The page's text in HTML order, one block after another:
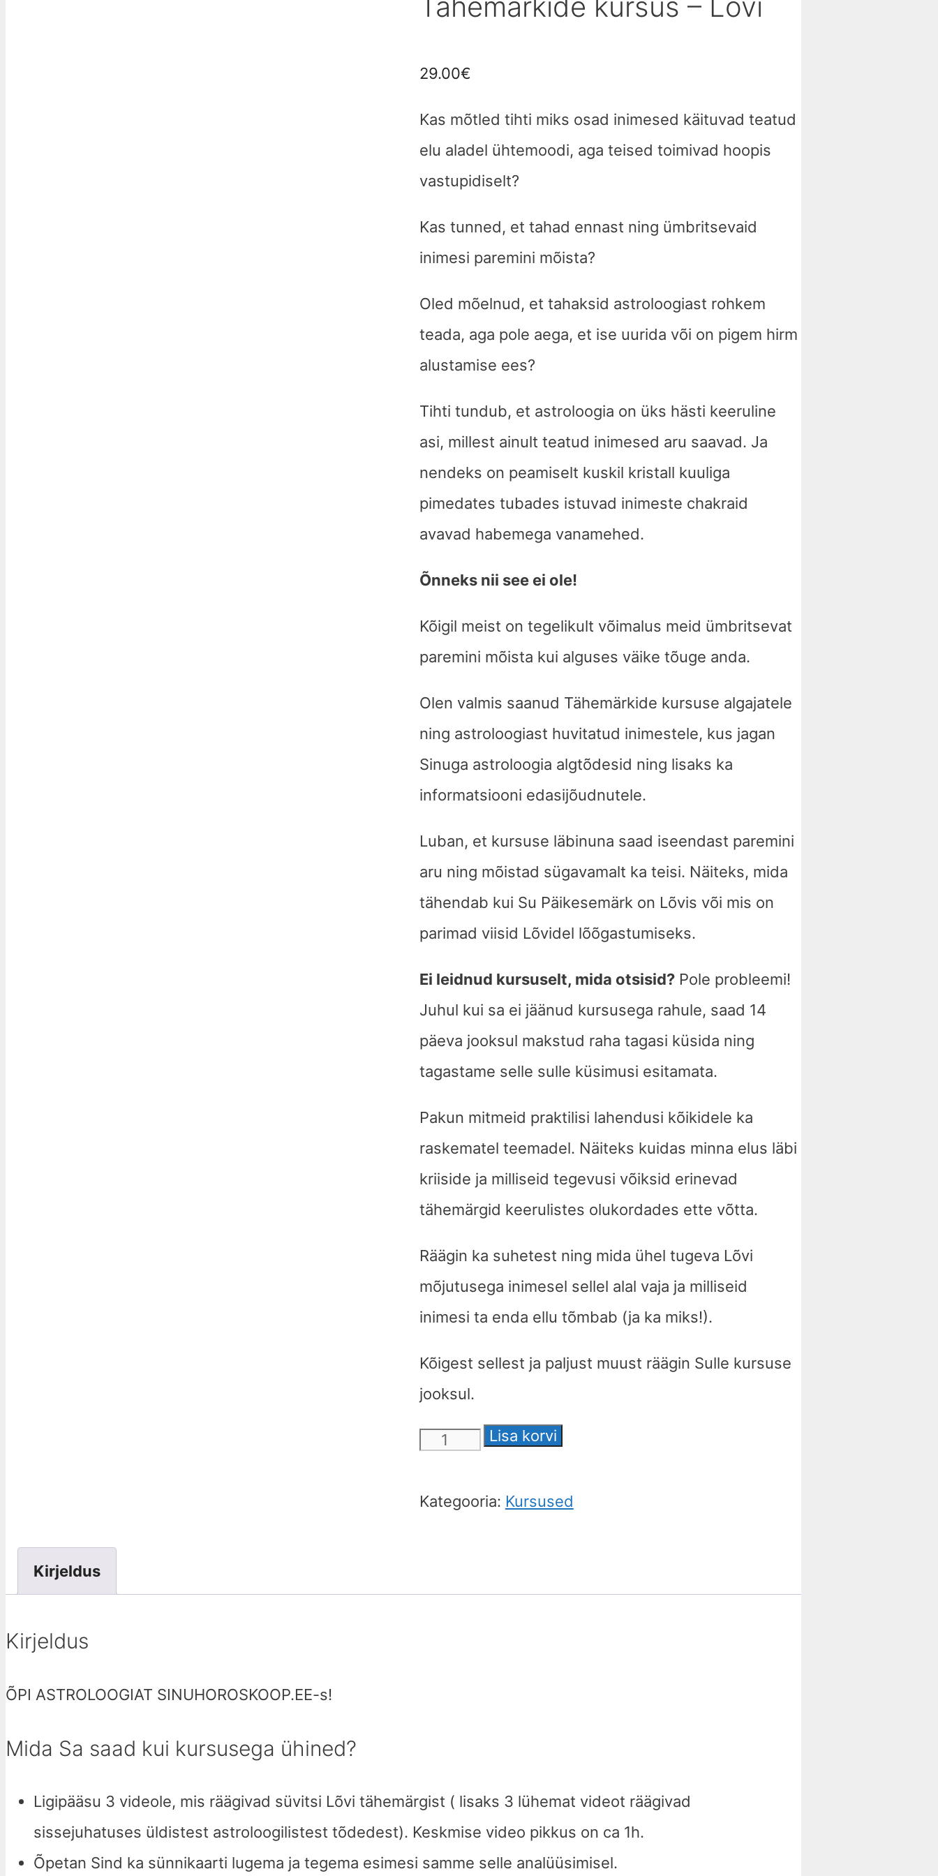
29.00€
Kas mõtled tihti miks osad inimesed käituvad teatud
elu aladel ühtemoodi, aga teised toimivad hoopis
vastupidiselt?
Kas tunned, et tahad ennast ning ümbritsevaid
inimesi paremini mõista?
Oled mõelnud, et tahaksid astroloogiast rohkem
teada, aga pole aega, et ise uurida või on pigem hirm
alustamise ees?
Tihti tundub, et astroloogia on üks hästi keeruline
asi, millest ainult teatud inimesed aru saavad. Ja
nendeks on peamiselt kuskil kristall kuuliga
pimedates tubades istuvad inimeste chakraid
avavad habemega vanamehed.
Õnneks nii see ei ole!
Kõigil meist on tegelikult võimalus meid ümbritsevat
paremini mõista kui alguses väike tõuge anda.
Olen valmis saanud Tähemärkide kursuse algajatele
ning astroloogiast huvitatud inimestele, kus jagan
Sinuga astroloogia algtõdesid ning lisaks ka
informatsiooni edasijõudnutele.
Luban, et kursuse läbinuna saad iseendast paremini
aru ning mõistad sügavamalt ka teisi. Näiteks, mida
tähendab kui Su Päikesemärk on Lõvis või mis on
parimad viisid Lõvidel lõõgastumiseks.
Ei leidnud kursuselt, mida otsisid?Pole probleemi!
Juhul kui sa ei jäänud kursusega rahule, saad 14
päeva jooksul makstud raha tagasi küsida ning
tagastame selle sulle küsimusi esitamata.
Pakun mitmeid praktilisi lahendusi kõikidele ka
raskematel teemadel. Näiteks kuidas minna elus läbi
kriiside ja milliseid tegevusi võiksid erinevad
tähemärgid keerulistes olukordades ette võtta.
Räägin ka suhetest ning mida ühel tugeva Lõvi
mõjutusega inimesel sellel alal vaja ja milliseid
inimesi ta enda ellu tõmbab (ja ka miks!).
Kõigest sellest ja paljust muust räägin Sulle kursuse
jooksul.
Tähemärkide
-
Lisa korvi
Kategooria: Kursused
Kirjeldus
Kirjeldus
ÕPI ASTROLOOGIAT SINUHOROSKOOP.EE-s!
Mida Sa saad kui kursusega ühined?
Ligipääsu 3 videole, mis räägivad süvitsi Lõvi tähemärgist ( lisaks 3 lühemat videot räägivad
sissejuhatuses üldistest astroloogilistest tõdedest). Keskmise video pikkus on ca 1h.
Õpetan Sind ka sünnikaarti lugema ja tegema esimesi samme selle analüüsimisel.